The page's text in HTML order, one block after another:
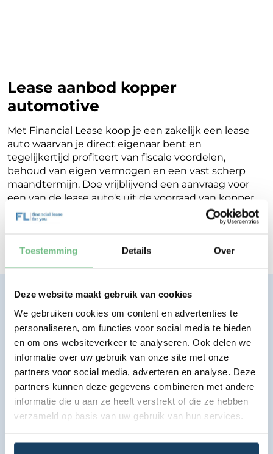
Toestemming Details Over
Deze website maakt gebruik van cookies
We gebruiken cookies om content en advertenties te
personaliseren, om functies voor social media te bieden
en om ons websiteverkeer te analyseren. Ook delen we
informatie over uw gebruik van onze site met onze
partners voor social media, adverteren en analyse. Deze
partners kunnen deze gegevens combineren met andere
informatie die u aan ze heeft verstrekt of die ze hebben
verzameld op basis van uw gebruik van hun services.
Lease aanbod kopper
automotive
Met Financial Lease koop je een zakelijk een lease
auto waarvan je direct eigenaar bent en
tegelijkertijd profiteert van fiscale voordelen,
behoud van eigen vermogen en een vast scherp
maandtermijn. Doe vrijblijvend een aanvraag voor
een van de lease auto's uit de voorraad van kopper
automotive en binnen een werkdag ontvang je
terugkoppeling op de mogelijkheden voor jouw
Financial lease zonder zorgen.
Eenvoudig, transparant, vertrouwd.
Bekijk lease aanbod